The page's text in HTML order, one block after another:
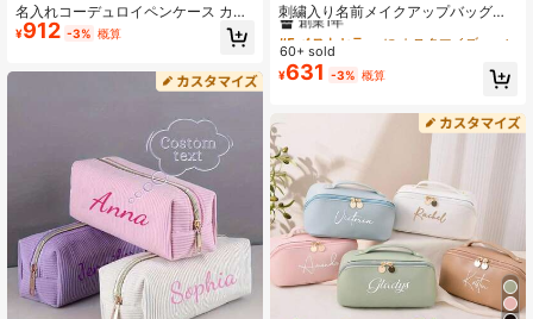
4.63 873 フォロワー
4.63 873 フォロワー
名入れコーデュロイペンケース カス
タマイズ ペンバッグ 入学祝い・新学
期ギフト 名前入り収納バッグ メイク
グ 化粧ポーチ ギフトバッグ ブライ
¥912 -3% 概算
刺繍入り名前メイクアップバッグ、
パーソナライズド刺繍メイクアップ
バッグ、チュールメイクアップバッ
グ、カスタマイズメイクアップバッ
グ、生理用品収納バッグ、トラベル
メイクアップバッグ、パーソナライ
ズド収納バッグ、多目的、大容量、
多機能、カラフル、かわいい、アド
ラブル、ミニマリスト、楽しい、カ
ワイイ、Y2K、ミニマリスト、通
勤、ビジネスカジュアル、レディー
スファッション、キルティングナイ
ロン
創業1年
#5 ベストセラー
創業1年
#5 ベストセラー
創業1年
#5 ベストセラー
に カスタマイズされたストレージバッグ
60+ sold
¥631 -3% 概算